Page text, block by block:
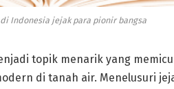
Indonesia jejak para pionir bangsa
topik menarik yang
di tanah air. Menelusuri